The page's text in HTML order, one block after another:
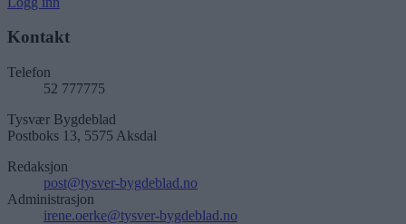
Kontakt
Telefon
52 777775
Tysvær Bygdeblad
Postboks 13, 5575 Aksdal
Redaksjon
post@tysver-bygdeblad.no
Administrasjon
irene.oerke@tysver-bygdeblad.no